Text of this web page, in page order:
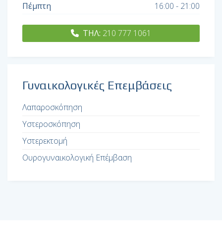
Πέμπτη
16:00 - 21:00
ΤΗΛ: 210 777 1061
Γυναικολογικές Επεμβάσεις
Λαπαροσκόπηση
Υστεροσκόπηση
Υστερεκτομή
Ουρογυναικολογική Επέμβαση